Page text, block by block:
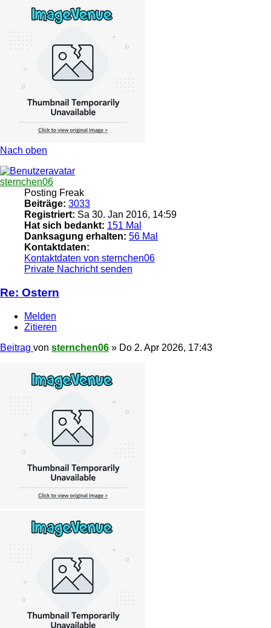
Nach oben
sternchen06
Posting Freak
Beiträge: 3033
Registriert: Sa 30. Jan 2016, 14:59
Hat sich bedankt: 151 Mal
Danksagung erhalten: 56 Mal
Kontaktdaten:
Kontaktdaten von sternchen06
Private Nachricht senden
Re: Ostern
Melden
Zitieren
Beitrag von sternchen06 » Do 2. Apr 2026, 17:43